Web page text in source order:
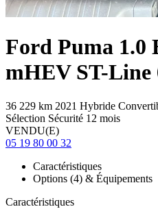
Ford Puma 1.0
mHEV ST-Line
36 229 km 2021 Hybride
Sélection Sécurité 12 mois
VENDU(E)
05 19 80 00 32
Caractéristiques
Options (4) & Équipements
Caractéristiques